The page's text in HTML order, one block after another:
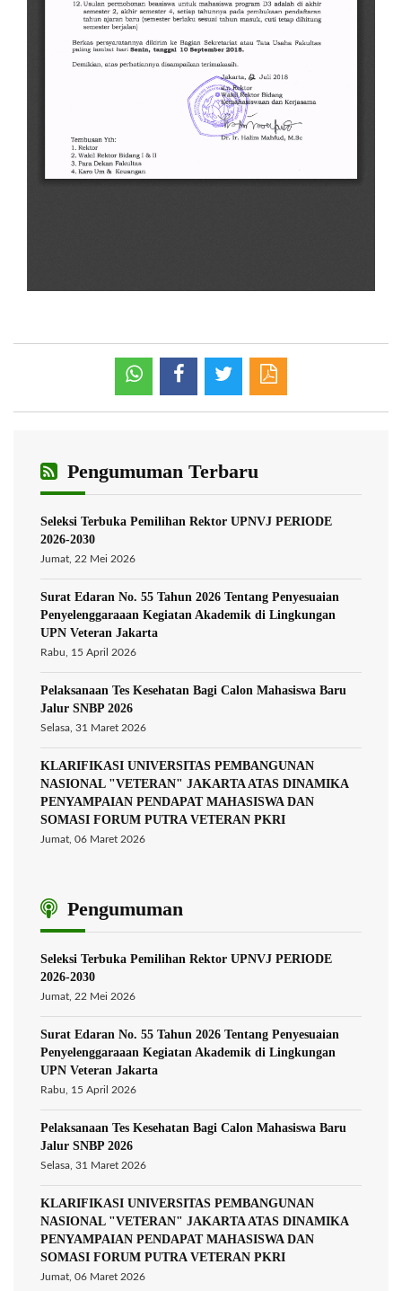
Pengumuman Terbaru
Seleksi Terbuka Pemilihan Rektor UPNVJ PERIODE
2026-2030
Jumat, 22 Mei 2026
Surat Edaran No. 55 Tahun 2026 Tentang Penyesuaian
Penyelenggaraaan Kegiatan Akademik di Lingkungan
UPN Veteran Jakarta
Rabu, 15 April 2026
Pelaksanaan Tes Kesehatan Bagi Calon Mahasiswa Baru
Jalur SNBP 2026
Selasa, 31 Maret 2026
KLARIFIKASI UNIVERSITAS PEMBANGUNAN
NASIONAL "VETERAN" JAKARTA ATAS DINAMIKA
PENYAMPAIAN PENDAPAT MAHASISWA DAN
SOMASI FORUM PUTRA VETERAN PKRI
Jumat, 06 Maret 2026
Pengumuman
Seleksi Terbuka Pemilihan Rektor UPNVJ PERIODE
2026-2030
Jumat, 22 Mei 2026
Surat Edaran No. 55 Tahun 2026 Tentang Penyesuaian
Penyelenggaraaan Kegiatan Akademik di Lingkungan
UPN Veteran Jakarta
Rabu, 15 April 2026
Pelaksanaan Tes Kesehatan Bagi Calon Mahasiswa Baru
Jalur SNBP 2026
Selasa, 31 Maret 2026
KLARIFIKASI UNIVERSITAS PEMBANGUNAN
NASIONAL "VETERAN" JAKARTA ATAS DINAMIKA
PENYAMPAIAN PENDAPAT MAHASISWA DAN
SOMASI FORUM PUTRA VETERAN PKRI
Jumat, 06 Maret 2026